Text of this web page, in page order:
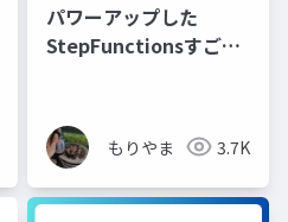
パワーアップした
StepFunctionsすごい
もりやま 3.7K